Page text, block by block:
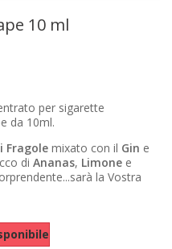
10 ml
per sigarette
da 10ml.
Fragole mixato con il Gin e
di Ananas, Limone e
la Vostra